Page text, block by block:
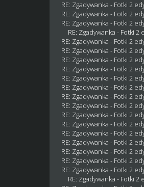
RE: Zgadywanka - Fotki 2
RE: Zgadywanka - Fotki 2
RE: Zgadywanka - Fotki 2
RE: Zgadywanka - Fotki 2
RE: Zgadywanka - Fotki 2
RE: Zgadywanka - Fotki 2
RE: Zgadywanka - Fotki 2
RE: Zgadywanka - Fotki 2
RE: Zgadywanka - Fotki 2
RE: Zgadywanka - Fotki 2
RE: Zgadywanka - Fotki 2
RE: Zgadywanka - Fotki 2
RE: Zgadywanka - Fotki 2
RE: Zgadywanka - Fotki 2
RE: Zgadywanka - Fotki 2
RE: Zgadywanka - Fotki 2
RE: Zgadywanka - Fotki 2
RE: Zgadywanka - Fotki 2
RE: Zgadywanka - Fotki 2
RE: Zgadywanka - Fotki 2